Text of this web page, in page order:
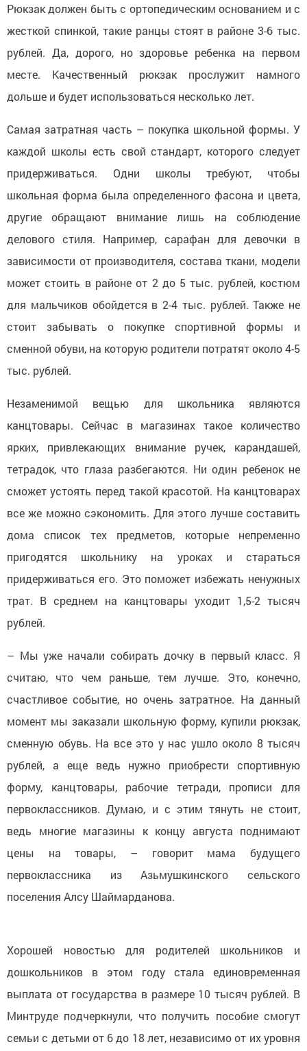
Рюкзак должен быть с ортопедическим основанием и с
жесткой спинкой, такие ранцы стоят в районе 3-6 тыс.
рублей. Да, дорого, но здоровье ребенка на первом
месте. Качественный рюкзак прослужит намного
дольше и будет использоваться несколько лет.
Самая затратная часть – покупка школьной формы. У
каждой школы есть свой стандарт, которого следует
придерживаться. Одни школы требуют, чтобы
школьная форма была определенного фасона и цвета,
другие обращают внимание лишь на соблюдение
делового стиля. Например, сарафан для девочки в
зависимости от производителя, состава ткани, модели
может стоить в районе от 2 до 5 тыс. рублей, костюм
для мальчиков обойдется в 2-4 тыс. рублей. Также не
стоит забывать о покупке спортивной формы и
сменной обуви, на которую родители потратят около 4-5
тыс. рублей.
Незаменимой вещью для школьника являются
канцтовары. Сейчас в магазинах такое количество
ярких, привлекающих внимание ручек, карандашей,
тетрадок, что глаза разбегаются. Ни один ребенок не
сможет устоять перед такой красотой. На канцтоварах
все же можно сэкономить. Для этого лучше составить
дома список тех предметов, которые непременно
пригодятся школьнику на уроках и стараться
придерживаться его. Это поможет избежать ненужных
трат. В среднем на канцтовары уходит 1,5-2 тысяч
рублей.
– Мы уже начали собирать дочку в первый класс. Я
считаю, что чем раньше, тем лучше. Это, конечно,
счастливое событие, но очень затратное. На данный
момент мы заказали школьную форму, купили рюкзак,
сменную обувь. На все это у нас ушло около 8 тысяч
рублей, а еще ведь нужно приобрести спортивную
форму, канцтовары, рабочие тетради, прописи для
первоклассников. Думаю, и с этим тянуть не стоит,
ведь многие магазины к концу августа поднимают
цены на товары, – говорит мама будущего
первоклассника из Азьмушкинского сельского
поселения Алсу Шаймарданова.
Хорошей новостью для родителей школьников и
дошкольников в этом году стала единовременная
выплата от государства в размере 10 тысяч рублей. В
Минтруде подчеркнули, что получить пособие смогут
семьи с детьми от 6 до 18 лет, независимо от их уровня